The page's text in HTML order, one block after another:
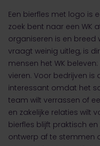
Een bierfles met logo is
zoek bent naar een WK
organiseren is en
vraagt weinig uitleg, is
mensen het WK
vieren. Voor bedrijven
interessant omdat het
team wilt verrassen of
en zakelijke relaties wilt
bierfles blijft praktisch
ontwerp af te stemmen